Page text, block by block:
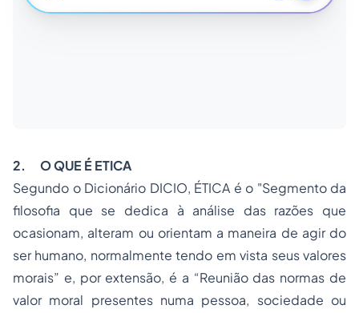
2. O QUE É ETICA
Segundo o Dicionário DICIO, ÉTICA é o "Segmento da
filosofia que se dedica à análise das razões que
ocasionam, alteram ou orientam a maneira de agir do
ser humano, normalmente tendo em vista seus valores
morais” e, por extensão, é a “Reunião das normas de
valor moral presentes numa pessoa, sociedade ou